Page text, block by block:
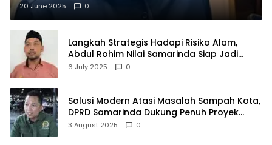
20 June 2025 0
Langkah Strategis Hadapi Risiko Alam,
Abdul Rohim Nilai Samarinda Siap Jadi
Pusat Logistik Bencana Kalimantan
6 July 2025 0
Solusi Modern Atasi Masalah Sampah Kota,
DPRD Samarinda Dukung Penuh Proyek
PLTSA
3 August 2025 0